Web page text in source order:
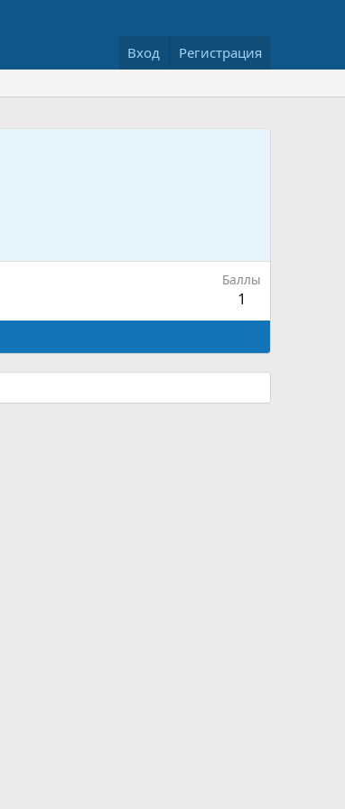
Вход Регистрация
Баллы
1